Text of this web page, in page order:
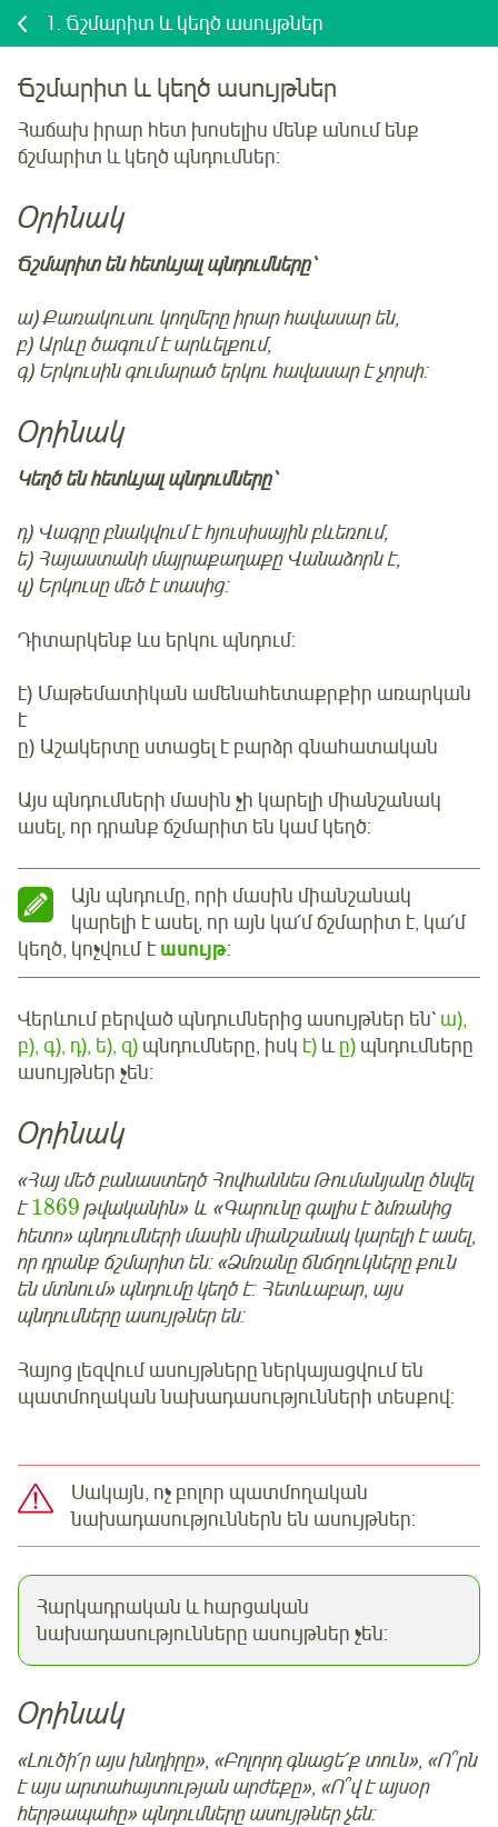
1. Ճշմարիտ և կեղծ ասույթներ
Ճշմարիտ և կեղծ ասույթներ
Հաճախ իրար հետ խոսելիս մենք անում ենք
ճշմարիտ և կեղծ պնդումներ:
Օրինակ
Ճշմարիտ են հետևյալ պնդումները՝
ա) Քառակուսու կողմերը իրար հավասար են,
բ) Արևը ծագում է արևելքում,
գ) Երկուսին գումարած երկու հավասար է չորսի:
Օրինակ
Կեղծ են հետևյալ պնդումները՝
դ) Վագրը բնակվում է հյուսիսային բևեռում,
ե) Հայաստանի մայրաքաղաքը Վանաձորն է,
զ) Երկուսը մեծ է տասից:
Դիտարկենք ևս երկու պնդում:
է) Մաթեմատիկան ամենահետաքրքիր առարկան
է
ը) Աշակերտը ստացել է բարձր գնահատական
Այս պնդումների մասին չի կարելի միանշանակ
ասել, որ դրանք ճշմարիտ են կամ կեղծ:
Այն պնդումը, որի մասին միանշանակ
կարելի է ասել, որ այն կա՛մ ճշմարիտ է, կա՛մ
կեղծ, կոչվում էասույթ:
Վերևում բերված պնդումներից ասույթներ են՝ ա),
բ), գ), դ), ե), զ) պնդումները, իսկ է) ևը) պնդումները
ասույթներ չեն:
Օրինակ
«Հայ մեծ բանաստեղծ Հովհաննես Թումանյանը ծնվել
է1869թվականին» և «Գարունը գալիս է ձմռանից
հետո» պնդումների մասին միանշանակ կարելի է ասել,
որ դրանք ճշմարիտ են: «Ձմռանը ճնճղուկները քուն
են մտնում» պնդումը կեղծ է: Հետևաբար, այս
պնդումները ասույթներ են:
Հայոց լեզվում ասույթները ներկայացվում են
պատմողական նախադասությունների տեսքով:
Սակայն, ոչ բոլոր պատմողական
նախադասություններն են ասույթներ:
Հարկադրական և հարցական
նախադասությունները ասույթներ չեն:
Օրինակ
«Լուծի՛ր այս խնդիրը», «Բոլորդ գնացե՛ք տուն», «Ո՞րն
է այս արտահայտության արժեքը», «Ո՞վ է այսօր
հերթապահը» պնդումները ասույթներ չեն: